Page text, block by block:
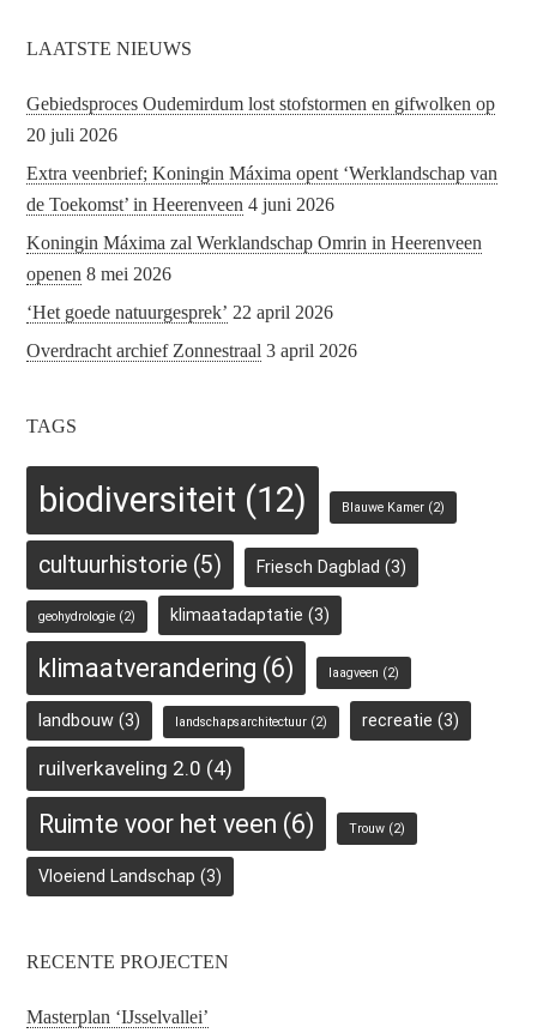
LAATSTE NIEUWS
Gebiedsproces Oudemirdum lost stofstormen en gifwolken op
20 juli 2026
Extra veenbrief; Koningin Máxima opent ‘Werklandschap van
de Toekomst’ in Heerenveen 4 juni 2026
Koningin Máxima zal Werklandschap Omrin in Heerenveen
openen 8 mei 2026
‘Het goede natuurgesprek’ 22 april 2026
Overdracht archief Zonnestraal 3 april 2026
TAGS
biodiversiteit (12) Blauwe Kamer (2)
cultuurhistorie (5) Friesch Dagblad (3)
geohydrologie (2) klimaatadaptatie (3)
klimaatverandering (6) laagveen (2)
landbouw (3) landschapsarchitectuur (2) recreatie (3)
ruilverkaveling 2.0 (4)
Ruimte voor het veen (6) Trouw (2)
Vloeiend Landschap (3)
RECENTE PROJECTEN
Masterplan ‘IJsselvallei’